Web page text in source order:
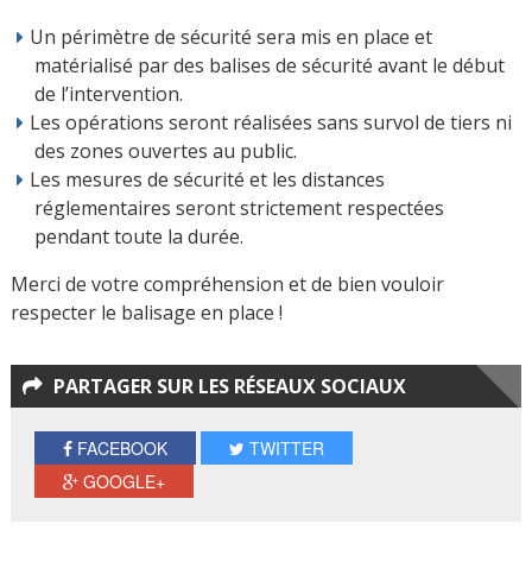
Un périmètre de sécurité sera mis en place et
matérialisé par des balises de sécurité avant le début
de l’intervention.
Les opérations seront réalisées sans survol de tiers ni
des zones ouvertes au public.
Les mesures de sécurité et les distances
réglementaires seront strictement respectées
pendant toute la durée.
Merci de votre compréhension et de bien vouloir
respecter le balisage en place !
PARTAGER SUR LES RÉSEAUX SOCIAUX
FACEBOOK
TWITTER
GOOGLE+